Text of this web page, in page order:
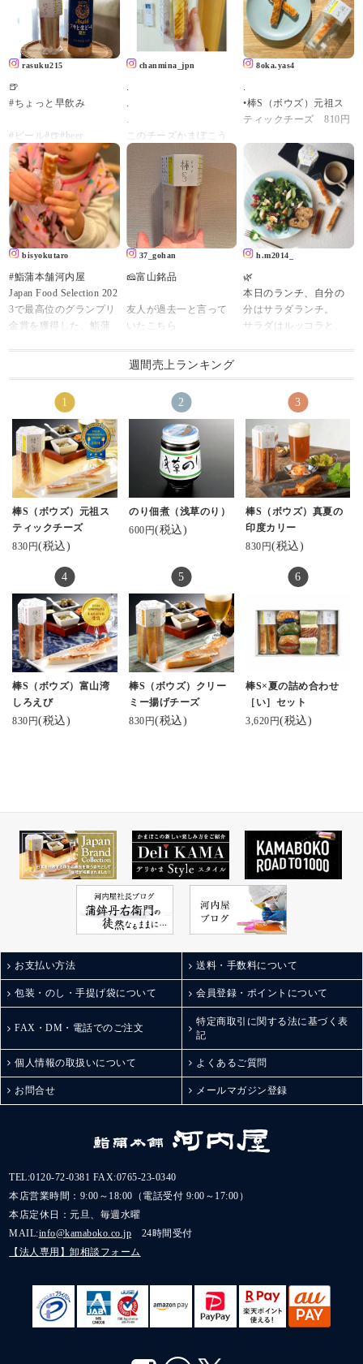
rasuku215
🍺
#ちょっと早飲み
#ビール#🍺#beer
#チーズステック
#アサヒ生ビール#黒生#
asahi#棒s#棒s元祖ステ
ィックチーズ #鮨蒲本舗
河内屋 #頂き物#練り製
品#暮らしのコト#暮ら
chanmina_jpn
このチーズかまぼこう
めぇ。
こればっか食べてる( ˙༥˙
まじでおすすめ😋💚
河内屋の「棒S(ボウ
元祖スティックチーズ
(チーズかまぼこです)
北陸のお土産ロングセ
みんなも食べてみてね
ん😚💚
通販でもあるみたい🙈
ありがたや〜(ﾉ_ _)ﾉ
👜マークから覗いてみ
↓↓↓ここからサイト見れ
るよ❣️
https://www.kamaboko.c
気になる方は是非✨👀
#河内屋#富山#北陸#か
まぼこ
8oka.yas4
•棒S（ボウズ）元祖ス
ティックチーズ 810円
可愛らしいスティック
タイプのチーズかまぼ
こを発見！
てことで早速お取り寄
せ。
かまぼこ専門店「河内
屋」さんが開発したス
ーズ「棒S（ボウズ）」
の中から
たっぷり濃厚なチーズ
がサンドされた
♡
というか練り物とチー
ズの組み合わせって間
違いないやつ。
可愛らしい六角形をし
たパッケージの中に個
包装になったチーズか
まぼこ。
かまぼことは思えない
スタイリッシュでかっ
こいいパッケージにき
一つ一つ個包装になっ
てるのも嬉しい！
ゃなく、お味も◎
特注でオーダーされた
すり身と厳選した素材
たスティックかまぼこ
は絶品！
優しいかまぼこの風味
なんならお弁当のおか
ずにも◎
小さなお子さんからお
父さんまで
老若男女問わずおすす
めできちゃう！
ジャパン・フード・セ
リを受賞したのも納
得。
他にも粗挽き黒こしょ
ろえびに揚げチーズな
棒Sシリーズは全部で5
種類あるそう！
どれもこれも美味しそ
への贈り物や手土産に
う#棒S#おつまみメニュ
ー#かまぼこ#棒s元祖ス
ティックチーズ#スティ
bisyokutaro
#鮨蒲本舗河内屋
Japan Food Selection 202
3で最高位のグランプリ
金賞を獲得した、鮨蒲
#元祖スティックチーズ
#富山湾しろえび
#粗びき黒こしょう
#ぴりり唐辛子 各810
円（税込）
4パック入り（お歳暮向
け箱入り） 3,500円
・
本店は魚津にあるが、
富山駅前のとやマルシ
ェ内にも店舗があるか
ら、ちょっとしたお土
産にも使いやすい☝️🙂
・
今回は食べなかったけ
ど、#クリーミー揚げチ
ーズ 味もある（5種セッ
トは4,340円）。
ひとつ5本入りなんだけ
ど、👶がバクバク食べ
て、子供達にも大人気
お土産だ👍✨
詳しくは公式を→
オンラインショップに
もこちらから飛べる
よ。
#鮨蒲本舗河内屋とやマ
#棒s
#棒sシリーズ
#ボウズ
#お歳暮ギフト
#japanfoodselectionグラ
ンプリ受賞
#富山駅前グルメ
#富山テイクアウトグル
メ
#美食倶楽部活動記録
#アン活
#今週のでぶ活
#美食倶楽部活動記録
37_gohan
🧀富山銘品
友人が過去一と言って
いたこちら
った
#元祖スティックチーズ
#富山
h.m2014_
🌿
本日のランチ、自分の
分はサラダランチ。
サラダはルッコラと、
山盛りのサラダをワシ
ャワシャ食べると、な
んか身体から毒素が出
ていく気がする。
チーズかまぼこは、元
祖スティックチーズ・
棒S。
ジャパンフードセレク
ションでグランプリを
受賞したもの。
@ kamaboko_jp 鮨蒲本
舗河内屋さまより、い
美味しい蒲鉾です。他
にも種類があるよう
で、そちらも気になり
もいいですね。美味し
かったです、ごちそう
さまでした。
#鮨蒲本舗河内屋 #かま
ぼこ #棒S #グランプリ
受賞 #富山 #北陸 #お取
り寄せギフト #ギフトに
おすすめ #プレゼントに
おすすめ #スティックチ
ーズ #チーズかまぼ
こ #サラダランチ
週間売上ランキング
棒S（ボウズ）元祖ス
ティックチーズ
830円(税込)
のり佃煮（浅草のり）
600円(税込)
棒S（ボウズ）真夏の
印度カリー
830円(税込)
棒S（ボウズ）富山湾
しろえび
830円(税込)
棒S（ボウズ）クリー
ミー揚げチーズ
830円(税込)
棒S×夏の詰め合わせ
［い］セット
3,620円(税込)
お支払い方法 送料・手数料について
包装・のし・手提げ袋について 会員登録・ポイントについて
FAX・DM・電話でのご注文
特定商取引に関する法に基づく表
記
個人情報の取扱いについて よくあるご質問
お問合せ メールマガジン登録
TEL:0120-72-0381 FAX:0765-23-0340
本店営業時間：9:00～18:00（電話受付 9:00～17:00）
本店定休日：元旦、毎週水曜
MAIL:info@kamaboko.co.jp 24時間受付
【法人専用】卸相談フォーム